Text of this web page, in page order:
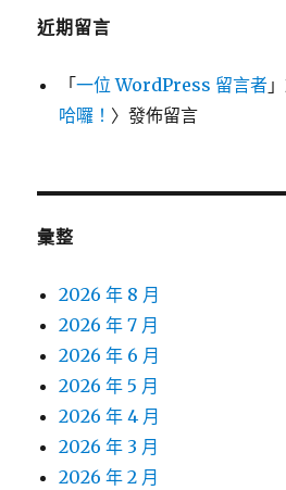
近期留言
「一位 WordPress 留言者
哈囉！ 〉發佈留言
彙整
2026 年 8 月
2026 年 7 月
2026 年 6 月
2026 年 5 月
2026 年 4 月
2026 年 3 月
2026 年 2 月